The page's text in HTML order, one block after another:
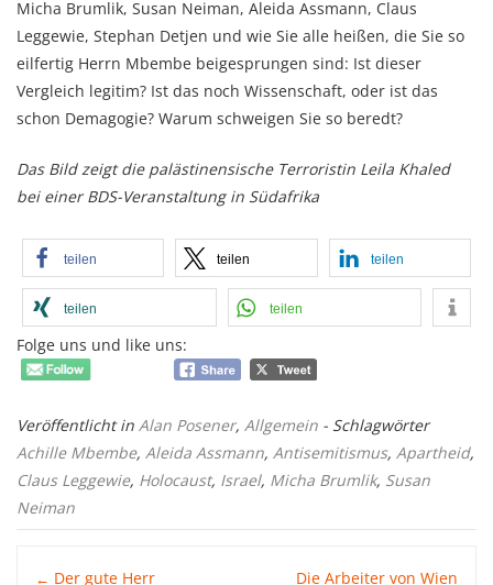
Micha Brumlik, Susan Neiman, Aleida Assmann, Claus
Leggewie, Stephan Detjen und wie Sie alle heißen, die Sie so
eilfertig Herrn Mbembe beigesprungen sind: Ist dieser
Vergleich legitim? Ist das noch Wissenschaft, oder ist das
schon Demagogie? Warum schweigen Sie so beredt?
Das Bild zeigt die palästinensische Terroristin Leila Khaled
bei einer BDS-Veranstaltung in Südafrika
teilen teilen teilen
teilen teilen
Folge uns und like uns:
Veröffentlicht in Alan Posener, Allgemein - Schlagwörter
Achille Mbembe, Aleida Assmann, Antisemitismus, Apartheid,
Claus Leggewie, Holocaust, Israel, Micha Brumlik, Susan
Neiman
← Der gute Herr
Die Arbeiter von Wien